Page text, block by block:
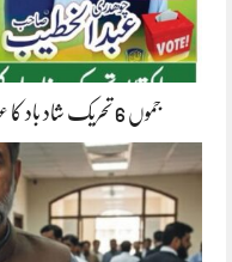
جموں 6 تحریک شاد باد کا عبدالخطیب چودھری کی حمایت کا اعلان